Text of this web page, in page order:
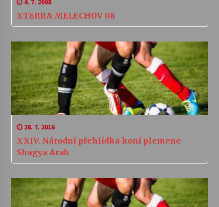
4. 7. 2008
XTERRA MELECHOV 08
28. 7. 2016
XXIV. Národní přehlídka koní plemene
Shagya Arab